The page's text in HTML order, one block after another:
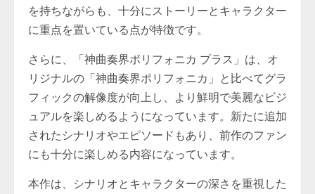
を持ちながらも、十分にストーリーとキャラクター
に重点を置いている点が特徴です。
さらに、「神曲奏界ポリフォニカ プラス」は、オ
リジナルの「神曲奏界ポリフォニカ」と比べてグラ
フィックの解像度が向上し、より鮮明で美麗なビジ
ュアルを楽しめるようになっています。新たに追加
されたシナリオやエピソードもあり、前作のファン
にも十分に楽しめる内容になっています。
本作は、シナリオとキャラクターの深さを重視した